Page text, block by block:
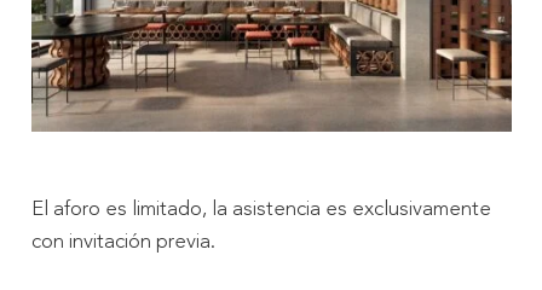
El aforo es limitado, la asistencia es exclusivamente
con invitación previa.